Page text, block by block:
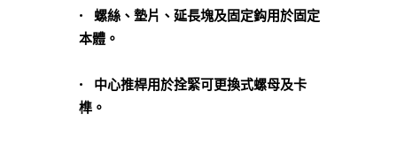
• 螺絲、墊片、延長塊及固定鈎用於固定
本體。
• 中心推桿用於拴緊可更換式螺母及卡
榫。